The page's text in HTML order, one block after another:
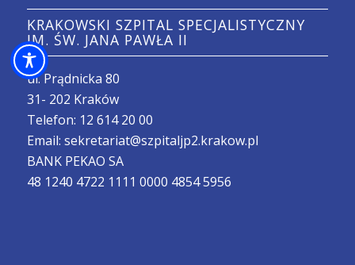
KRAKOWSKI SZPITAL SPECJALISTYCZNY
IM. ŚW. JANA PAWŁA II
ul. Prądnicka 80
31- 202 Kraków
Telefon: 12 614 20 00
Email: sekretariat@szpitaljp2.krakow.pl
BANK PEKAO SA
48 1240 4722 1111 0000 4854 5956